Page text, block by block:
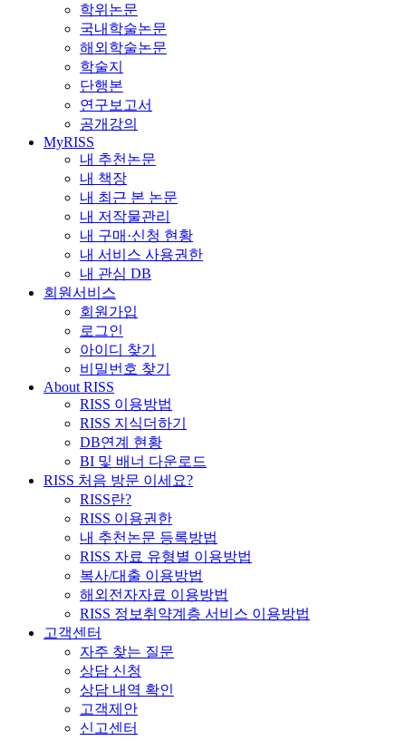
학위논문
국내학술논문
해외학술논문
학술지
단행본
연구보고서
공개강의
MyRISS
내 추천논문
내 책장
내 최근 본 논문
내 저작물관리
내 구매·신청 현황
내 서비스 사용권한
내 관심 DB
회원서비스
회원가입
로그인
아이디 찾기
비밀번호 찾기
About RISS
RISS 이용방법
RISS 지식더하기
DB연계 현황
BI 및 배너 다운로드
RISS 처음 방문 이세요?
RISS란?
RISS 이용권한
내 추천논문 등록방법
RISS 자료 유형별 이용방법
복사/대출 이용방법
해외전자자료 이용방법
RISS 정보취약계층 서비스 이용방법
고객센터
자주 찾는 질문
상담 신청
상담 내역 확인
고객제안
신고센터